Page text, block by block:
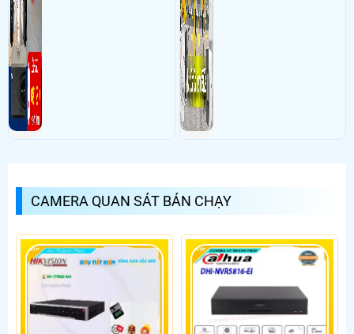
CAMERA QUAN SÁT BÁN CHẠY